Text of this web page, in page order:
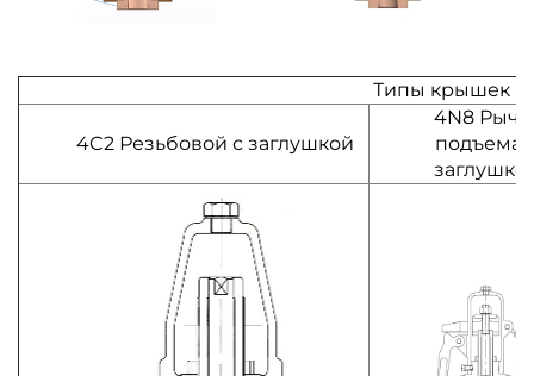
Типы крышек
4C2 Резьбовой с заглушкой
4N8
подъема